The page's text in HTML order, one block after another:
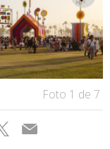
Foto 1 de 7